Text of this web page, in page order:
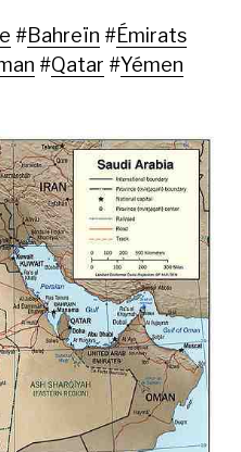
#Bahreïn #Émirats
#Qatar #Yémen